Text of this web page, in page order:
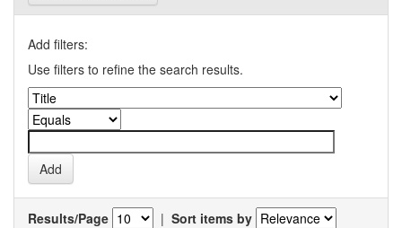
Add filters:
Use filters to refine the search results.
Results/Page | Sort items by